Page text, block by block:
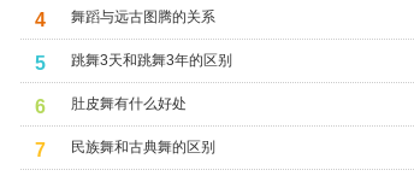
4 舞蹈与远古图腾的关系
5 跳舞3天和跳舞3年的区别
6 肚皮舞有什么好处
7 民族舞和古典舞的区别